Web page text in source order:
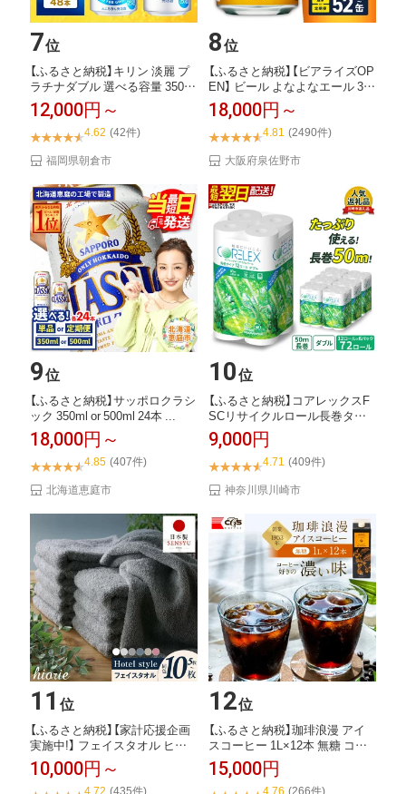
7位
【ふるさと納税】キリン 淡麗 プ
ラチナダブル 選べる容量 350ml
50...
12,000円～
4.62 (42件)
福岡県朝倉市
8位
【ふるさと納税】【ビアライズOP
EN】 ビール よなよなエール 350
ml...
18,000円～
4.81 (2490件)
大阪府泉佐野市
9位
【ふるさと納税】サッポロクラシ
ック 350ml or 500ml 24本 ...
18,000円～
4.85 (407件)
北海道恵庭市
10位
【ふるさと納税】コアレックスF
SCリサイクルロール長巻タイ
プ トイレットペ...
9,000円
4.71 (409件)
神奈川県川崎市
11 位
【ふるさと納税】【家計応援企画
実施中!】 フェイスタオル ヒオ
リエ 選べる...
10,000円～
4.72 (435件)
12位
【ふるさと納税】珈琲浪漫 アイ
スコーヒー 1L×12本 無糖 コー
ヒー 飲...
15,000円
4.76 (266件)